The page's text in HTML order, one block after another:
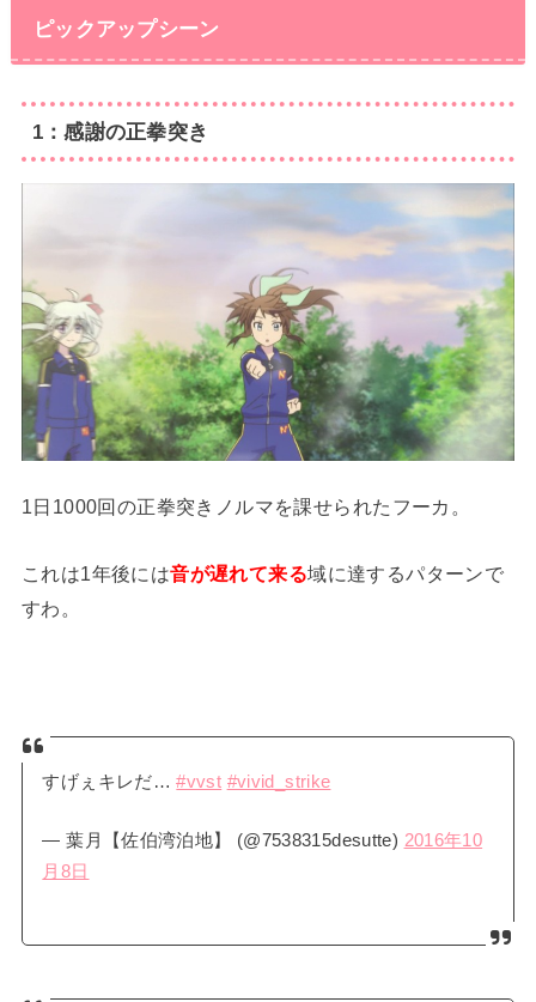
ピックアップシーン
1：感謝の正拳突き
1日1000回の正拳突きノルマを課せられたフーカ。
これは1年後には音が遅れて来る域に達するパターンで
すわ。
すげぇキレだ…#vvst #vivid_strike
— 葉月【佐伯湾泊地】 (@7538315desutte) 2016年10
月8日